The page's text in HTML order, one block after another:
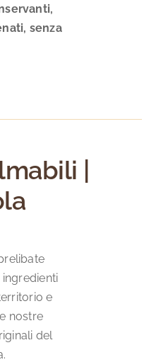
senza
|
e
nostre
del